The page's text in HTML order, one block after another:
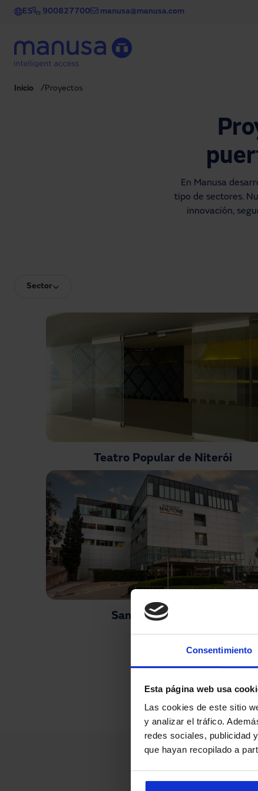
Consentimiento
Esta página web usa
Las cookies de este sitio
y analizar el tráfico.
redes sociales, publicidad
que hayan recopilado a
Pasar al contenido principal
ES 900827700 manusa@manusa.com
Inicio Proyectos
En Manusa
tipo de sectores.
innovación,
Sector
Teatro Popular de Niterói
Sanatorio Mautone